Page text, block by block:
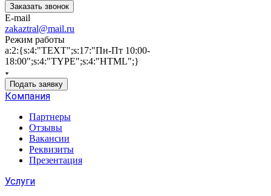
Заказать звонок
E-mail
zakaztral@mail.ru
Режим работы
a:2:{s:4:"TEXT";s:17:"Пн-Пт 10:00-
18:00";s:4:"TYPE";s:4:"HTML";}
Подать заявку
Компания
Партнеры
Отзывы
Вакансии
Реквизиты
Презентация
Услуги